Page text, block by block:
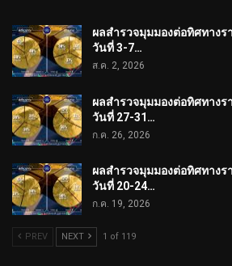
ผลสำรวจมุมมองต่อทิศทางร
วันที่ 3-7…
ส.ค. 2, 2026
ผลสำรวจมุมมองต่อทิศทางร
วันที่ 27-31…
ก.ค. 26, 2026
ผลสำรวจมุมมองต่อทิศทางร
วันที่ 20-24…
ก.ค. 19, 2026
PREV NEXT 1 of 119